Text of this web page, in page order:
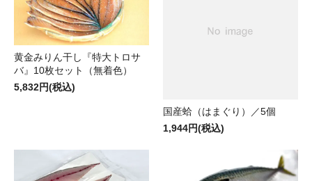
黄金みりん干し『特大トロサ
バ』10枚セット（無着色）
5,832円(税込)
国産蛤（はまぐり）／5個
1,944円(税込)